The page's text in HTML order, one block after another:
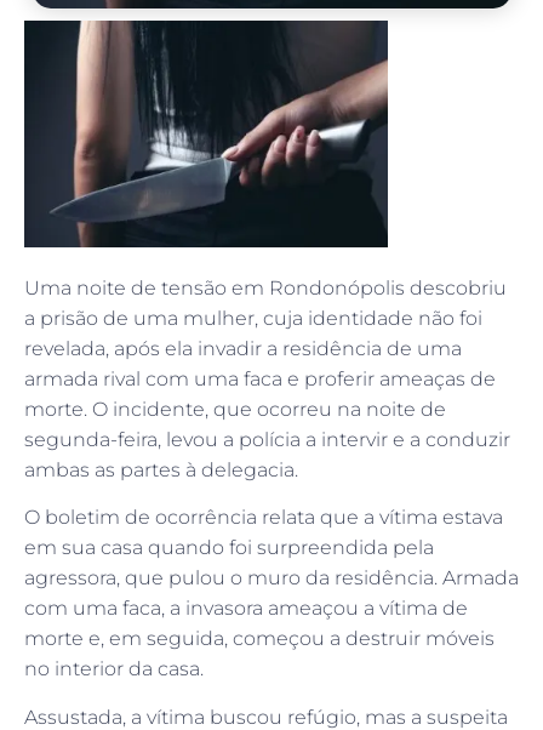
Uma noite de tensão em Rondonópolis descobriu
a prisão de uma mulher, cuja identidade não foi
revelada, após ela invadir a residência de uma
armada rival com uma faca e proferir ameaças de
morte. O incidente, que ocorreu na noite de
segunda-feira, levou a polícia a intervir e a conduzir
ambas as partes à delegacia.
O boletim de ocorrência relata que a vítima estava
em sua casa quando foi surpreendida pela
agressora, que pulou o muro da residência. Armada
com uma faca, a invasora ameaçou a vítima de
morte e, em seguida, começou a destruir móveis
no interior da casa.
Assustada, a vítima buscou refúgio, mas a suspeita